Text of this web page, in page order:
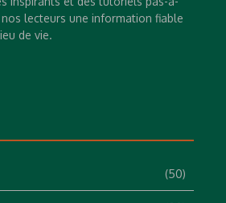
lecteurs une information fiable
de vie.
(50)